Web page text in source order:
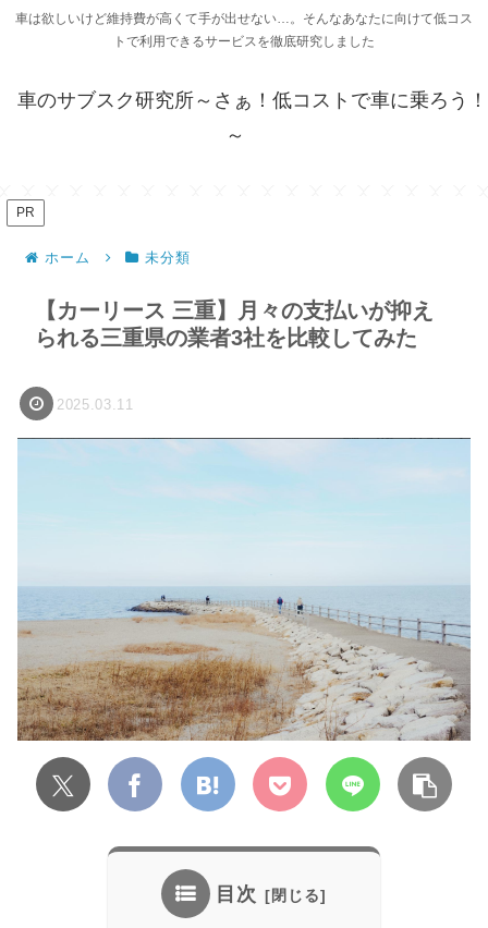
車は欲しいけど維持費が高くて手が出せない…。そんなあなたに向けて低コス
トで利用できるサービスを徹底研究しました
車のサブスク研究所～さぁ！低コストで車に乗ろう！
～
PR
ホーム 未分類
【カーリース 三重】月々の支払いが抑え
られる三重県の業者3社を比較してみた
2025.03.11
目次